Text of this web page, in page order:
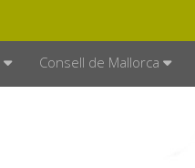
Consell de Mallorca